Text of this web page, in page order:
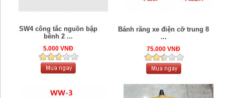
SW4 công tắc nguồn bập
bênh 2 ...
5.000 VNĐ
Bánh răng xe điện cỡ trung 8
...
75.000 VNĐ